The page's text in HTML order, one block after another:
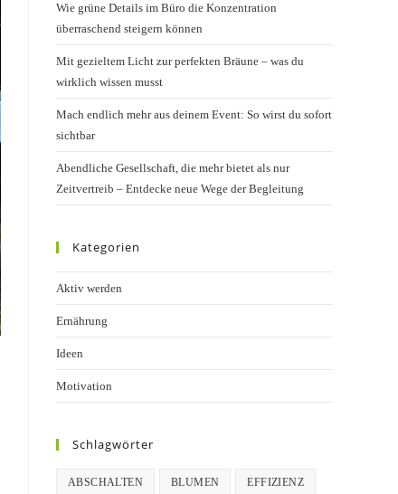
Wie grüne Details im Büro die Konzentration
überraschend steigern können
Mit gezieltem Licht zur perfekten Bräune – was du
wirklich wissen musst
Mach endlich mehr aus deinem Event: So wirst du sofort
sichtbar
Abendliche Gesellschaft, die mehr bietet als nur
Zeitvertreib – Entdecke neue Wege der Begleitung
Kategorien
Aktiv werden
Ernährung
Ideen
Motivation
Schlagwörter
ABSCHALTEN BLUMEN EFFIZIENZ